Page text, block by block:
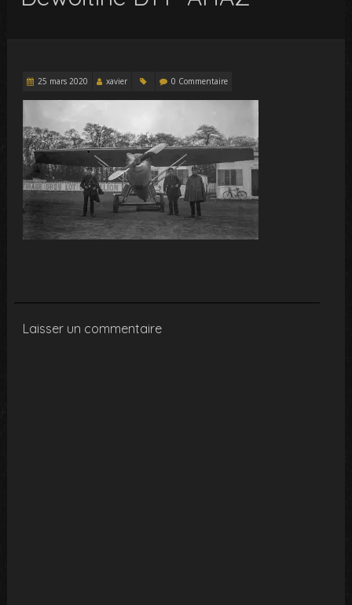
25 mars 2020 xavier 0 Commentaire
Laisser un commentaire